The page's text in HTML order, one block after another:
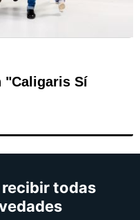
"Caligaris Sí
todas